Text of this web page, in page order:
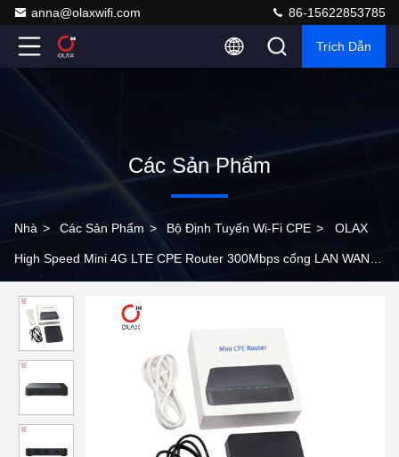
anna@olaxwifi.com 86-15622853785
Trích Dẫn
Các Sản Phẩm
Nhà > Các Sản Phẩm > Bộ Định Tuyến Wi-Fi CPE > OLAX
High Speed Mini 4G LTE CPE Router 300Mbps cổng LAN WAN